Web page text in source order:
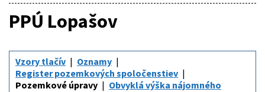
PPÚ Lopašov
Vzory tlačív
Oznamy
Register pozemkových spoločenstiev
Pozemkové úpravy
Obvyklá výška nájomného